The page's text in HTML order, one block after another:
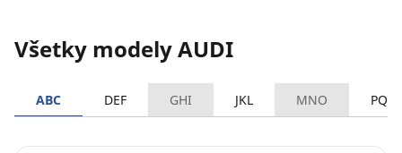
Všetky modely AUDI
ABC DEF GHI JKL MNO PQRS